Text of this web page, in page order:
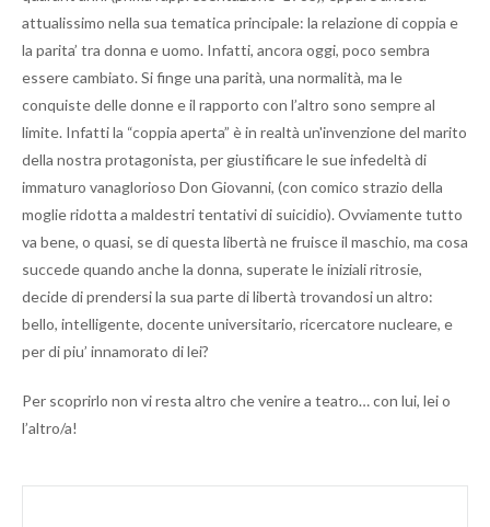
attualissimo nella sua tematica principale: la relazione di coppia e
la parita’ tra donna e uomo. Infatti, ancora oggi, poco sembra
essere cambiato. Si finge una parità, una normalità, ma le
conquiste delle donne e il rapporto con l’altro sono sempre al
limite. Infatti la “coppia aperta” è in realtà un'invenzione del marito
della nostra protagonista, per giustificare le sue infedeltà di
immaturo vanaglorioso Don Giovanni, (con comico strazio della
moglie ridotta a maldestri tentativi di suicidio). Ovviamente tutto
va bene, o quasi, se di questa libertà ne fruisce il maschio, ma cosa
succede quando anche la donna, superate le iniziali ritrosie,
decide di prendersi la sua parte di libertà trovandosi un altro:
bello, intelligente, docente universitario, ricercatore nucleare, e
per di piu’ innamorato di lei?
Per scoprirlo non vi resta altro che venire a teatro… con lui, lei o
l’altro/a!